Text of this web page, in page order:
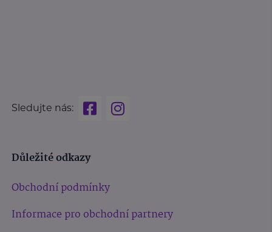
Sledujte nás:
Důležité odkazy
Obchodní podmínky
Informace pro obchodní partnery